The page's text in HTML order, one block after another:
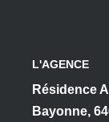
L'AGENCE
Résidence
Bayonne,